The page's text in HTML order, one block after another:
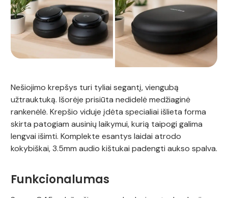
Nešiojimo krepšys turi tyliai segantį, viengubą
užtrauktuką. Išorėje prisiūta nedidelė medžiaginė
rankenėlė. Krepšio viduje įdėta specialiai išlieta forma
skirta patogiam ausinių laikymui, kurią taipogi galima
lengvai išimti. Komplekte esantys laidai atrodo
kokybiškai, 3.5mm audio kištukai padengti aukso spalva.
Funkcionalumas